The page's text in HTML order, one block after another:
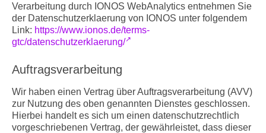
Verarbeitung durch IONOS WebAnalytics entnehmen Sie
der Datenschutzerklaerung von IONOS unter folgendem
Link: https://www.ionos.de/terms-
gtc/datenschutzerklaerung/
Auftragsverarbeitung
Wir haben einen Vertrag über Auftragsverarbeitung (AVV)
zur Nutzung des oben genannten Dienstes geschlossen.
Hierbei handelt es sich um einen datenschutzrechtlich
vorgeschriebenen Vertrag, der gewährleistet, dass dieser